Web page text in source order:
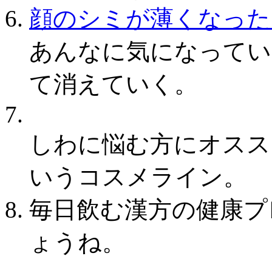
顔のシミが薄くなっ
あんなに気になって
て消えていく。
しわに悩む方にオス
いうコスメライン。
毎日飲む漢方の健康
ょうね。